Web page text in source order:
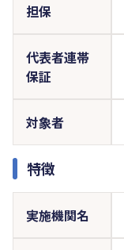
担保
代表者連帯
保証
対象者
特徴
実施機関名